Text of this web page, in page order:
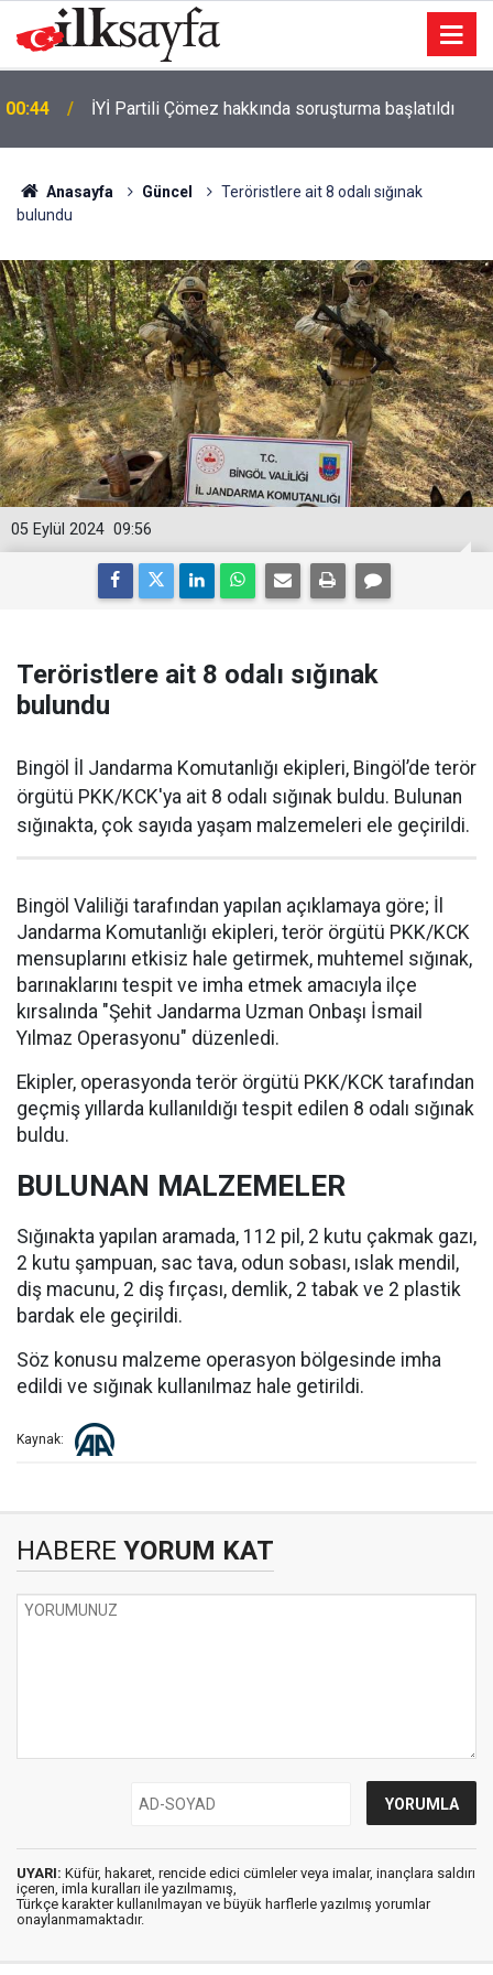
00:44 İYİ Partili Çömez hakkında soruşturma başlatıldı
00:41 Otoyolda feci kaza: 3 ölü 1 yaralı
Anasayfa Güncel
Teröristlere ait 8 odalı sığınak
bulundu
09:56
05 Eylül 2024
Teröristlere ait 8 odalı sığınak
bulundu
Bingöl İl Jandarma Komutanlığı ekipleri, Bingöl’de terör
örgütü PKK/KCK'ya ait 8 odalı sığınak buldu. Bulunan
sığınakta, çok sayıda yaşam malzemeleri ele geçirildi.
Bingöl Valiliği tarafından yapılan açıklamaya göre; İl
Jandarma Komutanlığı ekipleri, terör örgütü PKK/KCK
mensuplarını etkisiz hale getirmek, muhtemel sığınak,
barınaklarını tespit ve imha etmek amacıyla ilçe
kırsalında "Şehit Jandarma Uzman Onbaşı İsmail
Yılmaz Operasyonu" düzenledi.
Ekipler, operasyonda terör örgütü PKK/KCK tarafından
geçmiş yıllarda kullanıldığı tespit edilen 8 odalı sığınak
buldu.
BULUNAN MALZEMELER
Sığınakta yapılan aramada, 112 pil, 2 kutu çakmak gazı,
2 kutu şampuan, sac tava, odun sobası, ıslak mendil,
diş macunu, 2 diş fırçası, demlik, 2 tabak ve 2 plastik
bardak ele geçirildi.
Söz konusu malzeme operasyon bölgesinde imha
edildi ve sığınak kullanılmaz hale getirildi.
Kaynak:
HABERE YORUM KAT
UYARI: Küfür, hakaret, rencide edici cümleler veya imalar, inançlara saldırı
içeren, imla kuralları ile yazılmamış,
Türkçe karakter kullanılmayan ve büyük harflerle yazılmış yorumlar
onaylanmamaktadır.